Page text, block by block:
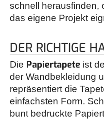
schnell herausfinden,
das eigene Projekt
DER RICHTIGE
Die Papiertapete ist
der Wandbekleidung
repräsentiert die
einfachsten Form.
bunt bedruckte